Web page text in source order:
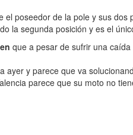
el poseedor de la pole y sus
la segunda posición y es el
que a pesar de sufrir una
ayer y parece que va
parece que su moto no